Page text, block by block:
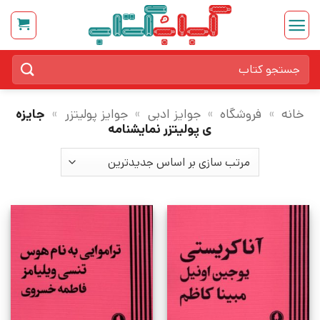
Skip
content
برای:
خانه » فروشگاه » جوایز ادبی » جوایز پولیتزر » جایزه
ی پولیتزر نمایشنامه